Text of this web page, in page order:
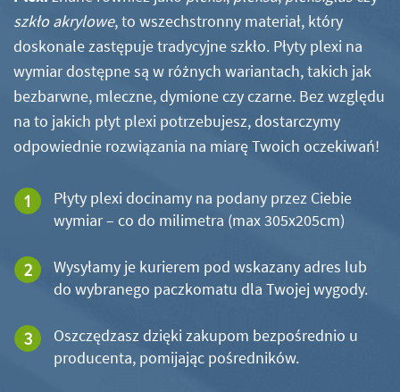
szkło akrylowe, to wszechstronny materiał, który
doskonale zastępuje tradycyjne szkło. Płyty plexi na
wymiar dostępne są w różnych wariantach, takich jak
bezbarwne, mleczne, dymione czy czarne. Bez względu
na to jakich płyt plexi potrzebujesz, dostarczymy
odpowiednie rozwiązania na miarę Twoich oczekiwań!
Płyty plexi docinamy na podany przez Ciebie
wymiar – co do milimetra (max 305x205cm)
Wysyłamy je kurierem pod wskazany adres lub
do wybranego paczkomatu dla Twojej wygody.
Oszczędzasz dzięki zakupom bezpośrednio u
producenta, pomijając pośredników.